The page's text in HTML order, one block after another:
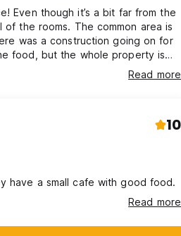
Even though it’s a bit far from the
of the rooms. The common area is
was a construction going on for
food, but the whole property is
is a coffee station in the work
while you get the work done!
Read more
10
have a small cafe with good food.
Read more